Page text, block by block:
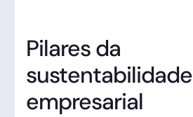
Pilares da
sustentabilidade
empresarial